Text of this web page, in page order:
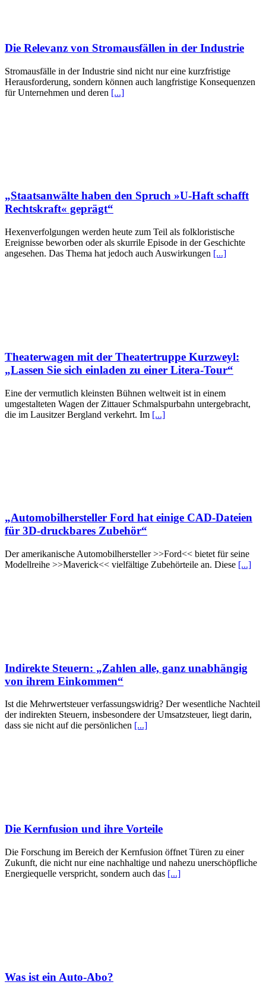
Die Relevanz von Stromausfällen in der Industrie
Stromausfälle in der Industrie sind nicht nur eine kurzfristige
Herausforderung, sondern können auch langfristige Konsequenzen
für Unternehmen und deren [...]
„Staatsanwälte haben den Spruch »U-Haft schafft
Rechtskraft« geprägt“
Hexenverfolgungen werden heute zum Teil als folkloristische
Ereignisse beworben oder als skurrile Episode in der Geschichte
angesehen. Das Thema hat jedoch auch Auswirkungen [...]
Theaterwagen mit der Theatertruppe Kurzweyl:
„Lassen Sie sich einladen zu einer Litera-Tour“
Eine der vermutlich kleinsten Bühnen weltweit ist in einem
umgestalteten Wagen der Zittauer Schmalspurbahn untergebracht,
die im Lausitzer Bergland verkehrt. Im [...]
„Automobilhersteller Ford hat einige CAD-Dateien
für 3D-druckbares Zubehör“
Der amerikanische Automobilhersteller >>Ford<< bietet für seine
Modellreihe >>Maverick<< vielfältige Zubehörteile an. Diese [...]
Indirekte Steuern: „Zahlen alle, ganz unabhängig
von ihrem Einkommen“
Ist die Mehrwertsteuer verfassungswidrig? Der wesentliche Nachteil
der indirekten Steuern, insbesondere der Umsatzsteuer, liegt darin,
dass sie nicht auf die persönlichen [...]
Die Kernfusion und ihre Vorteile
Die Forschung im Bereich der Kernfusion öffnet Türen zu einer
Zukunft, die nicht nur eine nachhaltige und nahezu unerschöpfliche
Energiequelle verspricht, sondern auch das [...]
Was ist ein Auto-Abo?